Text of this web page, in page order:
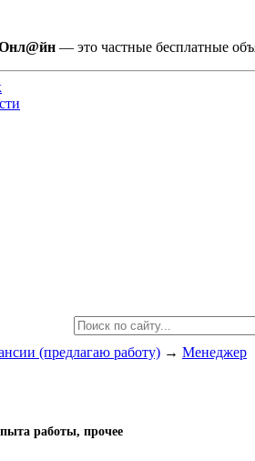
— это частные бесплатные
(предлагаю работу) → Менеджер
работы, прочее